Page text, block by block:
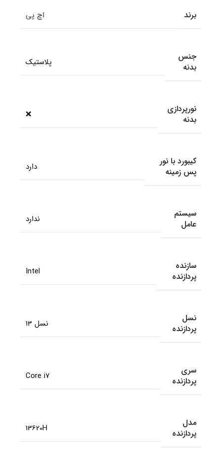
برند اچ پی
جنس
بدنه
پلاستیک
نورپردازی
بدنه
❌
کیبورد با نور
پس زمینه
دارد
سیستم
عامل
ندارد
سازنده
پردازنده
Intel
نسل
پردازنده
نسل 13
سری
پردازنده
Core i7
مدل
پردازنده
13620H